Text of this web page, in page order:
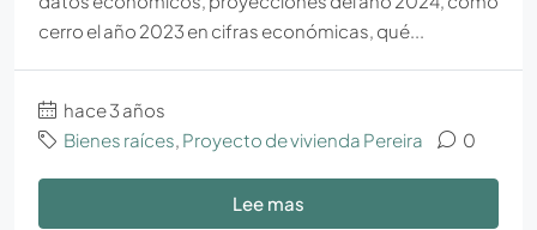
cerro el año 2023 en cifras económicas, qué...
hace 3 años
Bienes raíces Proyecto de vivienda Pereira 0
Lee mas